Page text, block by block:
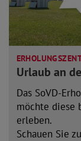
Urlaub an
Das SoVD-
möchte diese
erleben.
Schauen Sie